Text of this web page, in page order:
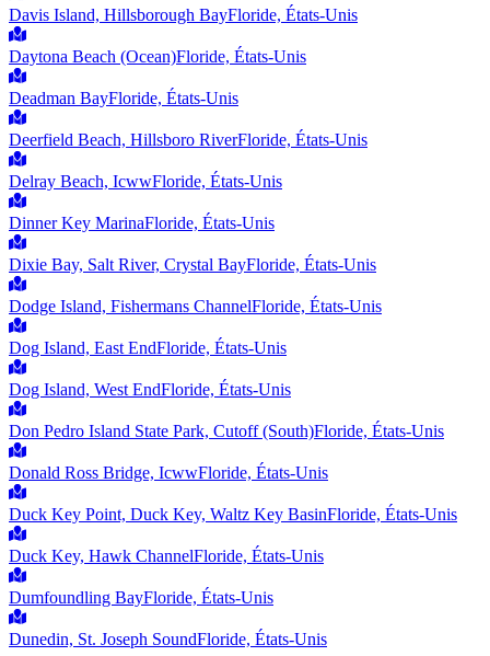
Davis Island, Hillsborough BayFloride, États-Unis
Daytona Beach (Ocean)Floride, États-Unis
Deadman BayFloride, États-Unis
Deerfield Beach, Hillsboro RiverFloride, États-Unis
Delray Beach, IcwwFloride, États-Unis
Dinner Key MarinaFloride, États-Unis
Dixie Bay, Salt River, Crystal BayFloride, États-Unis
Dodge Island, Fishermans ChannelFloride, États-Unis
Dog Island, East EndFloride, États-Unis
Dog Island, West EndFloride, États-Unis
Don Pedro Island State Park, Cutoff (South)Floride, États-Unis
Donald Ross Bridge, IcwwFloride, États-Unis
Duck Key Point, Duck Key, Waltz Key BasinFloride, États-Unis
Duck Key, Hawk ChannelFloride, États-Unis
Dumfoundling BayFloride, États-Unis
Dunedin, St. Joseph SoundFloride, États-Unis